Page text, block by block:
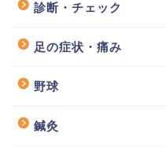
診断・チェック
足の症状・痛み
野球
鍼灸